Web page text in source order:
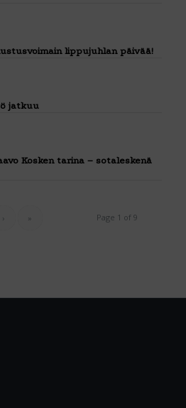
lippujuhlan päivää!
jatkuu
Kosken tarina – sotaleskenä
Page 1 of 9
› »